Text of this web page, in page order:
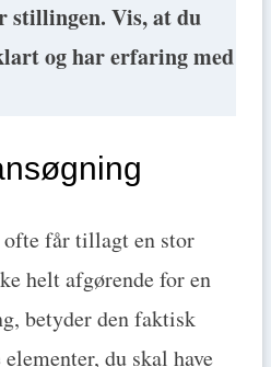
stillingen. Vis, at du
og har erfaring med
ofte får tillagt en stor
helt afgørende for en
betyder den faktisk
du skal have